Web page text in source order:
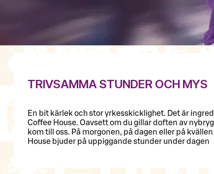
TRIVSAMMA STUNDER OCH MYS
En bit kärlek och stor yrkesskicklighet. Det är
Coffee House. Oavsett om du gillar doften av
kom till oss. På morgonen, på dagen eller på
House bjuder på uppiggande stunder under dagen